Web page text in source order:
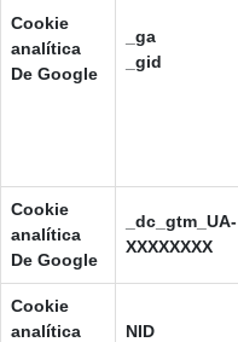
Cookie
analítica
De Google
_ga
_gid
Cookie
analítica
De Google
_dc_gtm_UA-
XXXXXXXX
Cookie
analítica
NID